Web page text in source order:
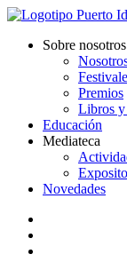
Sobre nosotros
Premios
Libros y
Educación
Mediateca
Novedades